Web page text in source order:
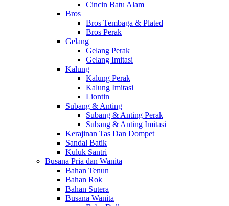
Cincin Batu Alam
Bros
Bros Tembaga & Plated
Bros Perak
Gelang
Gelang Perak
Gelang Imitasi
Kalung
Kalung Perak
Kalung Imitasi
Liontin
Subang & Anting
Subang & Anting Perak
Subang & Anting Imitasi
Kerajinan Tas Dan Dompet
Sandal Batik
Kuluk Santri
Busana Pria dan Wanita
Bahan Tenun
Bahan Rok
Bahan Sutera
Busana Wanita